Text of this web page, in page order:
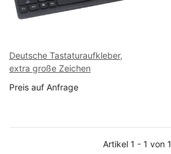
Deutsche Tastaturaufkleber,
extra große Zeichen
Preis auf Anfrage
Artikel 1 - 1 von 1